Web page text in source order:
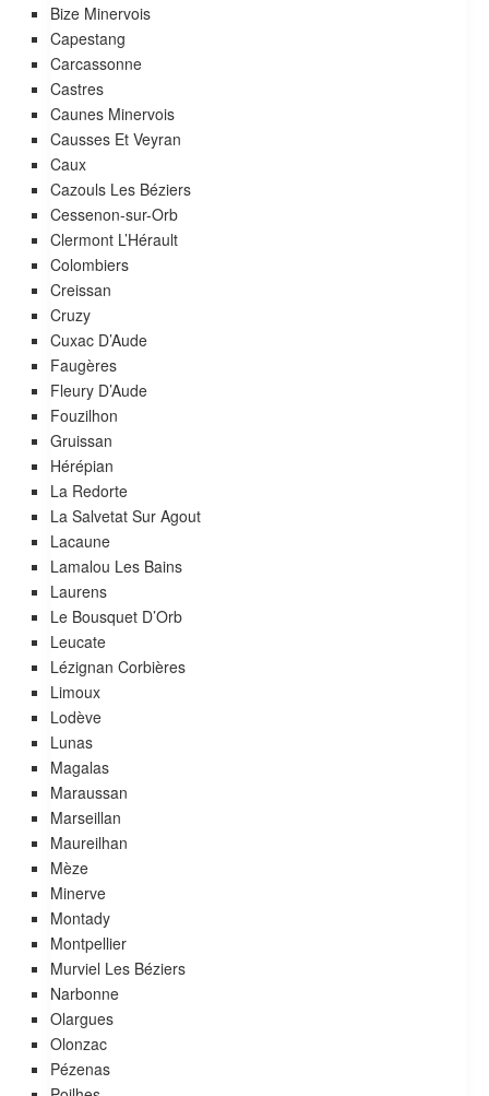
Bize Minervois
Capestang
Carcassonne
Castres
Caunes Minervois
Causses Et Veyran
Caux
Cazouls Les Béziers
Cessenon-sur-Orb
Clermont L’Hérault
Colombiers
Creissan
Cruzy
Cuxac D’Aude
Faugères
Fleury D’Aude
Fouzilhon
Gruissan
Hérépian
La Redorte
La Salvetat Sur Agout
Lacaune
Lamalou Les Bains
Laurens
Le Bousquet D’Orb
Leucate
Lézignan Corbières
Limoux
Lodève
Lunas
Magalas
Maraussan
Marseillan
Maureilhan
Mèze
Minerve
Montady
Montpellier
Murviel Les Béziers
Narbonne
Olargues
Olonzac
Pézenas